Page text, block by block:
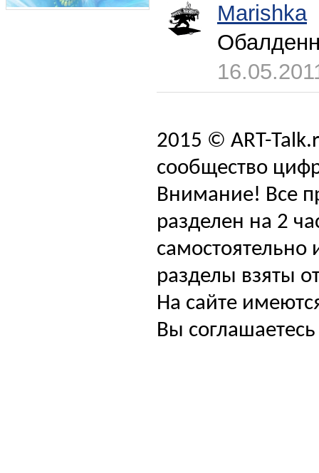
Marishka
2015 © ART-
сообщество
Внимание! Все
разделен на 2
самостоятельно
разделы взяты
На сайте
Вы